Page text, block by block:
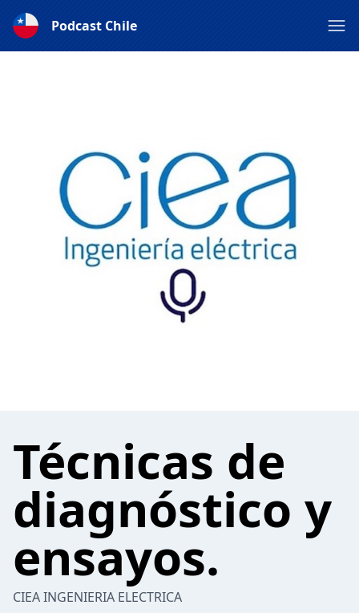
Podcast Chile
Técnicas de
diagnóstico y
ensayos.
CIEA INGENIERIA ELECTRICA